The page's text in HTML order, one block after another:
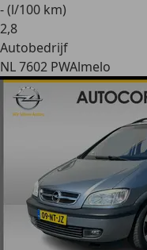
- (l/100 km)
2,8
Autobedrijf
NL 7602 PWAlmelo